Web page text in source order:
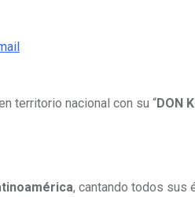
territorio nacional con su “DON
, cantando todos sus